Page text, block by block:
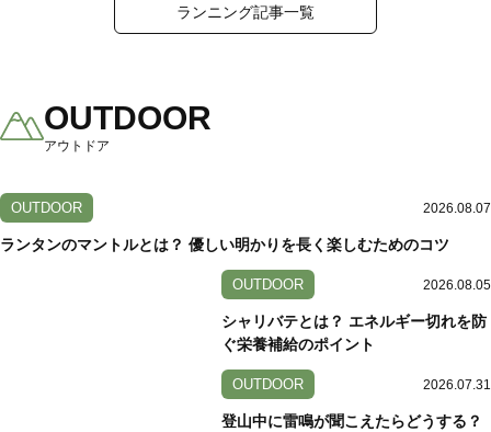
ランニング記事一覧
OUTDOOR
アウトドア
OUTDOOR 2026.08.07
ランタンのマントルとは？ 優しい明かりを長く楽しむためのコツ
OUTDOOR 2026.08.05
シャリバテとは？ エネルギー切れを防
ぐ栄養補給のポイント
OUTDOOR 2026.07.31
登山中に雷鳴が聞こえたらどうする？